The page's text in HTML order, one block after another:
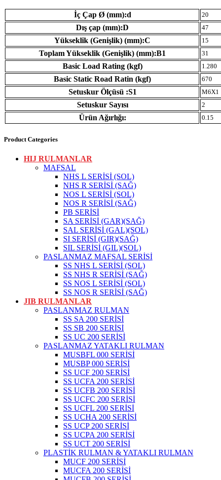
İç Çap Ø (mm):d 20
Dış çap (mm):D 47
Yükseklik (Genişlik) (mm):C 15
Toplam Yükseklik (Genişlik) (mm):B1 31
Basic Load Rating (kgf) 1.280
Basic Static Road Ratin (kgf) 670
Setuskur Ölçüsü :S1 M6X1
Setuskur Sayısı 2
Ürün Ağırlığı: 0.15
Product Categories
HIJ RULMANLAR
MAFSAL
NHS L SERİSİ (SOL)
NHS R SERİSİ (SAĞ)
NOS L SERİSİ (SOL)
NOS R SERİSİ (SAĞ)
PB SERİSİ
SA SERİSİ (GAR)(SAĞ)
SAL SERİSİ (GAL)(SOL)
SI SERİSİ (GIR)(SAĞ)
SIL SERİSİ (GIL)(SOL)
PASLANMAZ MAFSAL SERİSİ
SS NHS L SERİSİ (SOL)
SS NHS R SERİSİ (SAĞ)
SS NOS L SERİSİ (SOL)
SS NOS R SERİSİ (SAĞ)
JIB RULMANLAR
PASLANMAZ RULMAN
SS SA 200 SERİSİ
SS SB 200 SERİSİ
SS UC 200 SERİSİ
PASLANMAZ YATAKLI RULMAN
MUSBFL 000 SERİSİ
MUSBP 000 SERİSİ
SS UCF 200 SERİSİ
SS UCFA 200 SERİSİ
SS UCFB 200 SERİSİ
SS UCFC 200 SERİSİ
SS UCFL 200 SERİSİ
SS UCHA 200 SERİSİ
SS UCP 200 SERİSİ
SS UCPA 200 SERİSİ
SS UCT 200 SERİSİ
PLASTİK RULMAN & YATAKLI RULMAN
MUCF 200 SERİSİ
MUCFA 200 SERİSİ